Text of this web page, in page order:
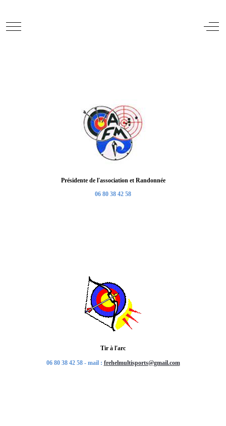
Mobile Menu Toggle
Présidente de l'association et Randonnée
06 80 38 42 58
Tir à l'arc
06 80 38 42 58- mail : frehelmultisports@gmail.com